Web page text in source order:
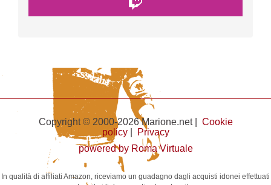
Copyright © 2000-2026 Marione.net | Cookie
policy|
Privacy
powered by Roma Virtuale
In qualità di affiliati Amazon, riceviamo un guadagno dagli acquisti idonei effettuati